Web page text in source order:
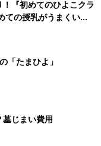
『初めてのひよこクラ
ての授乳がうまくい
夏のトラブル 解決テ
「たまひよ」
じまい費用